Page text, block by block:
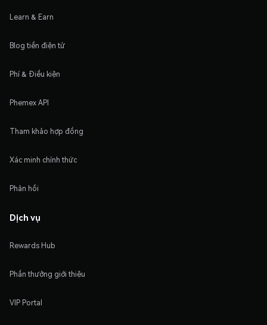
Learn & Earn
Blog tiền điện tử
Phí & Điều kiện
Phemex API
Tham khảo hợp đồng
Xác minh chính thức
Phản hồi
Dịch vụ
Rewards Hub
Phần thưởng giới thiệu
VIP Portal